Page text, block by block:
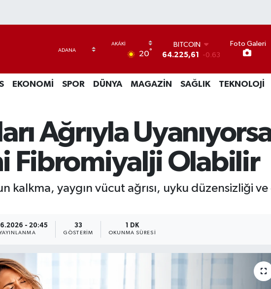
20°
64.225,61
-0.63
DOLAR
55,0317 -0.02
6574.81 1.44
BİST100
13.799
70
Foto Galeri
EKONOMİ SPOR DÜNYA MAGAZİN SAĞLIK TEKNOLOJİ
Ağrıyla
Fibromiyalji Olabilir
kalkma, yaygın vücut ağrısı, uyku düzensizliği
- 20:45 33
GÖSTERIM
1 DK
OKUNMA SÜRESI